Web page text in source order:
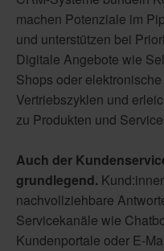
machen Potenziale im
und unterstützen bei
Digitale Angebote wie
Shops oder
Vertriebszyklen und
zu Produkten und
Auch der
grundlegend.
nachvollziehbare
Servicekanäle wie
Kundenportale oder E-